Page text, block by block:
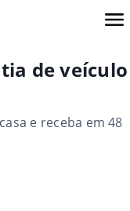
de veículo
e receba em 48